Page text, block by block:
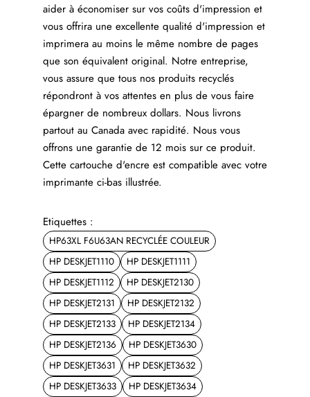
aider à économiser sur vos coûts d'impression et
vous offrira une excellente qualité d'impression et
imprimera au moins le même nombre de pages
que son équivalent original. Notre entreprise,
vous assure que tous nos produits recyclés
répondront à vos attentes en plus de vous faire
épargner de nombreux dollars. Nous livrons
partout au Canada avec rapidité. Nous vous
offrons une garantie de 12 mois sur ce produit.
Cette cartouche d'encre est compatible avec votre
imprimante ci-bas illustrée.
Etiquettes :
HP63XL F6U63AN RECYCLÉE COULEUR
HP DESKJET1110
HP DESKJET1111
HP DESKJET1112
HP DESKJET2130
HP DESKJET2131
HP DESKJET2132
HP DESKJET2133
HP DESKJET2134
HP DESKJET2136
HP DESKJET3630
HP DESKJET3631
HP DESKJET3632
HP DESKJET3633
HP DESKJET3634